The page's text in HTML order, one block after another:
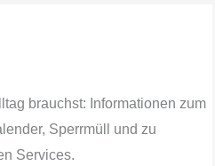
brauchst: Informationen zum
Sperrmüll und zu
Services.